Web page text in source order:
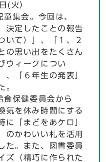
(火）
集会。今回は、
決定したことの報告
いて）」、「１、２
の思い出をたくさん
ウィークについ
、「６年生の発表」
。
保健委員会から
気を休み時間にする
に「まどをあケロ」
のかわいい札を活用
た。また、図書委員
ズ（精巧に作られた